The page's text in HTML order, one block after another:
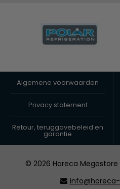
Algemene voorwaarden
Privacy statement
Retour, teruggavebeleid en
garantie
© 2026 Horeca Megastore